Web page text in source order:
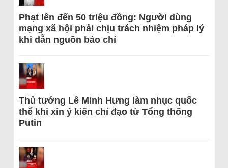
Phạt lên đến 50 triệu đồng: Người dùng
mạng xã hội phải chịu trách nhiệm pháp lý
khi dẫn nguồn báo chí
Thủ tướng Lê Minh Hưng làm nhục quốc
thể khi xin ý kiến chỉ đạo từ Tổng thống
Putin